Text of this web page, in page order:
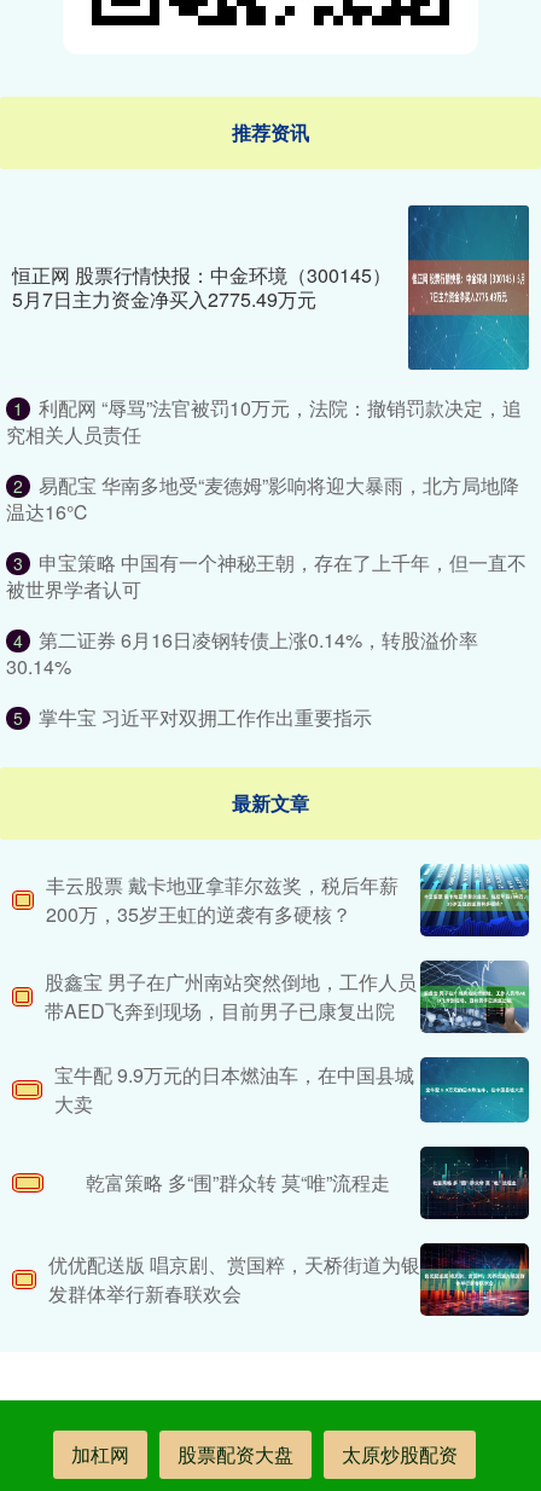
推荐资讯
恒正网 股票行情快报：中金环境（300145）
5月7日主力资金净买入2775.49万元
1
利配网 “辱骂”法官被罚10万元，法院：撤销罚款决定，追
究相关人员责任
2
易配宝 华南多地受“麦德姆”影响将迎大暴雨，北方局地降
温达16℃
3
申宝策略 中国有一个神秘王朝，存在了上千年，但一直不
被世界学者认可
4
第二证券 6月16日凌钢转债上涨0.14%，转股溢价率
30.14%
5 掌牛宝 习近平对双拥工作作出重要指示
最新文章
丰云股票 戴卡地亚拿菲尔兹奖，税后年薪
200万，35岁王虹的逆袭有多硬核？
股鑫宝 男子在广州南站突然倒地，工作人员
带AED飞奔到现场，目前男子已康复出院
宝牛配 9.9万元的日本燃油车，在中国县城
大卖
乾富策略 多“围”群众转 莫“唯”流程走
优优配送版 唱京剧、赏国粹，天桥街道为银
发群体举行新春联欢会
加杠网 股票配资大盘 太原炒股配资